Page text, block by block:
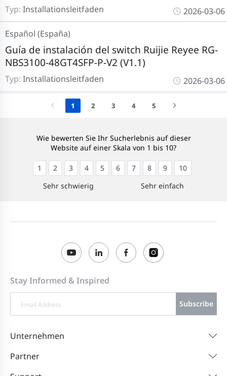
Typ: Installationsleitfaden 2026-03-06
Typ: Installationsleitfaden
Guía de instalación del switch Ruijie Reyee RG-
NBS3100-48GT4SFP-P-V2 (V1.1)
Español (España)
2026-03-06
1 2 3 4 5
Wie bewerten Sie Ihr Sucherlebnis auf dieser
Website auf einer Skala von 1 bis 10?
Sehr schwierig
1 2 3 4 5 6 7 8 9
10
Sehr einfach
Stay Informed & Inspired
Subscribe
Unternehmen
Partner